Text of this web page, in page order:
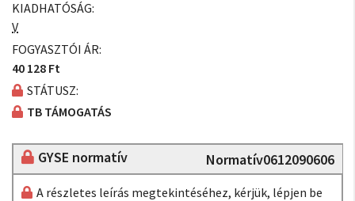
KIADHATÓSÁG:
V
FOGYASZTÓI ÁR:
40 128 Ft
STÁTUSZ:
TB TÁMOGATÁS
GYSE normatív Normatív0612090606
A részletes leírás megtekintéséhez, kérjük, lépjen be